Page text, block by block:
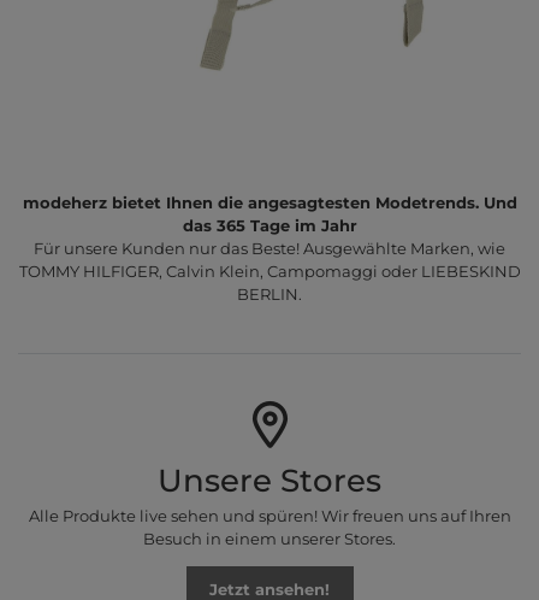
modeherz bietet Ihnen die angesagtesten Modetrends. Und
das 365 Tage im Jahr
Für unsere Kunden nur das Beste! Ausgewählte Marken, wie
TOMMY HILFIGER, Calvin Klein, Campomaggi oder LIEBESKIND
BERLIN.
Unsere Stores
Alle Produkte live sehen und spüren! Wir freuen uns auf Ihren
Besuch in einem unserer Stores.
Jetzt ansehen!